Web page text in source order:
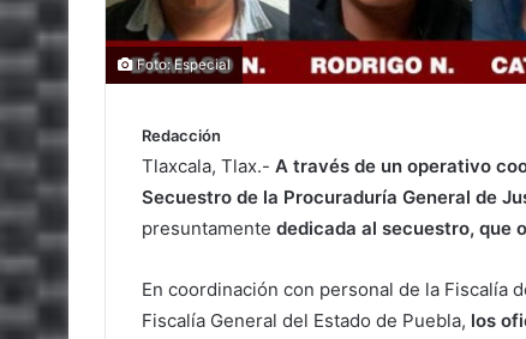
Foto: Especial
Redacción
Tlaxcala, Tlax.- A través de un operativo
Secuestro de la Procuraduría General de
presuntamente dedicada al secuestro, que
En coordinación con personal de la Fiscalía
Fiscalía General del Estado de Puebla, los